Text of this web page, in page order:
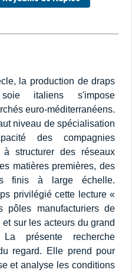
la production de draps
italiens s'impose
euro-méditerranéens.
niveau de spécialisation
des compagnies
structurer des réseaux
matières premières, des
finis à large échelle.
privilégié cette lecture «
pôles manufacturiers de
sur les acteurs du grand
La présente recherche
regard. Elle prend pour
et analyse les conditions